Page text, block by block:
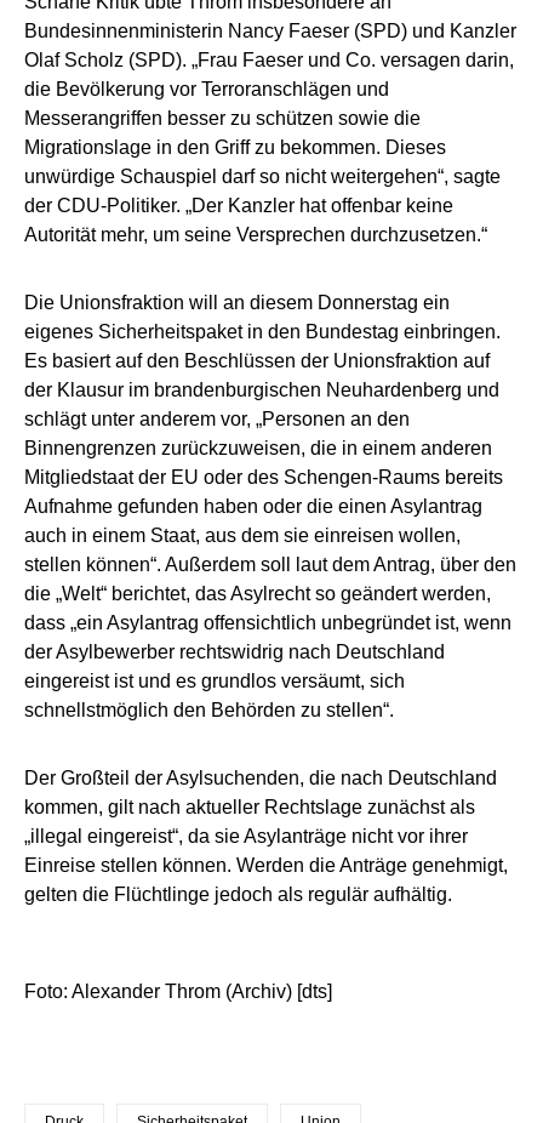
Bundesinnenministerin Nancy Faeser (SPD) und Kanzler
Olaf Scholz (SPD). „Frau Faeser und Co. versagen darin,
die Bevölkerung vor Terroranschlägen und
Messerangriffen besser zu schützen sowie die
Migrationslage in den Griff zu bekommen. Dieses
unwürdige Schauspiel darf so nicht weitergehen“, sagte
der CDU-Politiker. „Der Kanzler hat offenbar keine
Autorität mehr, um seine Versprechen durchzusetzen.“
Die Unionsfraktion will an diesem Donnerstag ein
eigenes Sicherheitspaket in den Bundestag einbringen.
Es basiert auf den Beschlüssen der Unionsfraktion auf
der Klausur im brandenburgischen Neuhardenberg und
schlägt unter anderem vor, „Personen an den
Binnengrenzen zurückzuweisen, die in einem anderen
Mitgliedstaat der EU oder des Schengen-Raums bereits
Aufnahme gefunden haben oder die einen Asylantrag
auch in einem Staat, aus dem sie einreisen wollen,
stellen können“. Außerdem soll laut dem Antrag, über den
die „Welt“ berichtet, das Asylrecht so geändert werden,
dass „ein Asylantrag offensichtlich unbegründet ist, wenn
der Asylbewerber rechtswidrig nach Deutschland
eingereist ist und es grundlos versäumt, sich
schnellstmöglich den Behörden zu stellen“.
Der Großteil der Asylsuchenden, die nach Deutschland
kommen, gilt nach aktueller Rechtslage zunächst als
„illegal eingereist“, da sie Asylanträge nicht vor ihrer
Einreise stellen können. Werden die Anträge genehmigt,
gelten die Flüchtlinge jedoch als regulär aufhältig.
Foto: Alexander Throm (Archiv) [dts]